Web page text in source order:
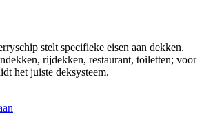
stelt specifieke eisen aan dekken.
rijdekken, restaurant, toiletten; voor
het juiste deksysteem.